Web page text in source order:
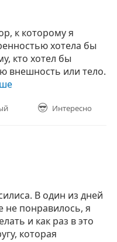
к которому я
хотела бы
кто хотел бы
внешность или тело.
Интересно
В один из дней
не понравилось, я
и как раз в это
которая